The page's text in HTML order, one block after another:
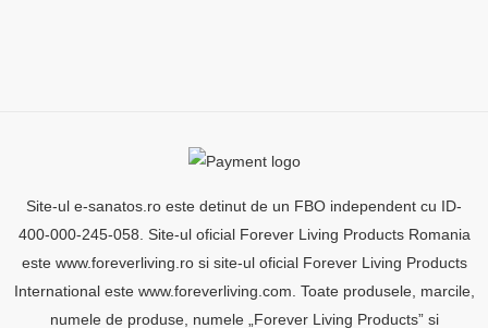
Site-ul e-sanatos.ro este detinut de un FBO independent cu ID-
400-000-245-058. Site-ul oficial Forever Living Products Romania
este www.foreverliving.ro si site-ul oficial Forever Living Products
International este www.foreverliving.com. Toate produsele, marcile,
numele de produse, numele „Forever Living Products” si